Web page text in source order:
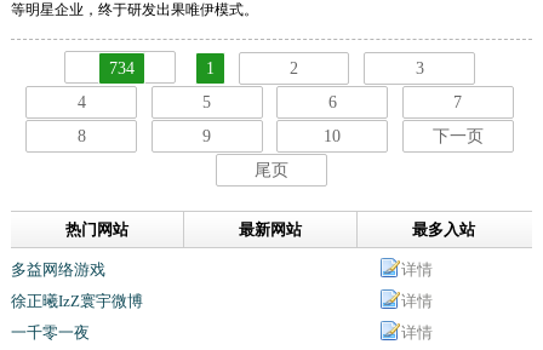
等明星企业，终于研发出果唯伊模式。
734 1 2
3
4
5 6
7
8
9 10
下一页
尾页
热门网站 最新网站 最多入站
多益网络游戏
详情
徐正曦IzZ寰宇微博
详情
一千零一夜
详情